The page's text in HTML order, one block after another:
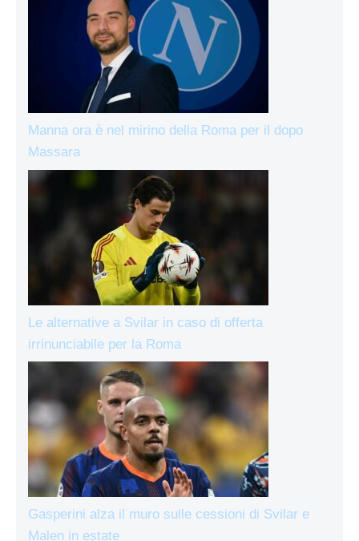
Manna ora è nel mirino della Roma per il dopo
Massara
Le alternative a Svilar in caso di offerta
irrinunciabile per la Roma
Gasperini alza il muro sulle cessioni di Svilar e
Malen in estate